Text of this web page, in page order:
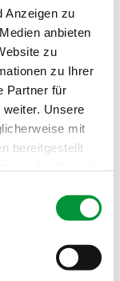
Anzeigen zu
anbieten
zu
zu Ihrer
Partner für
Unsere
mit
bereitgestellt
und in
geschnitten
geschnitten